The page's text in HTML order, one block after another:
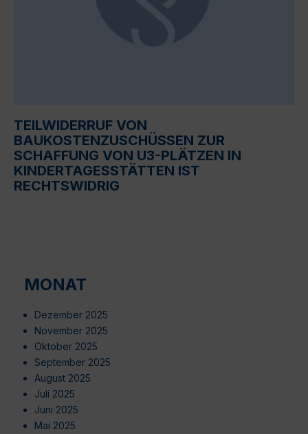
TEILWIDERRUF VON
BAUKOSTENZUSCHÜSSEN ZUR
SCHAFFUNG VON U3-PLÄTZEN IN
KINDERTAGESSTÄTTEN IST
RECHTSWIDRIG
MONAT
Dezember 2025
November 2025
Oktober 2025
September 2025
August 2025
Juli 2025
Juni 2025
Mai 2025